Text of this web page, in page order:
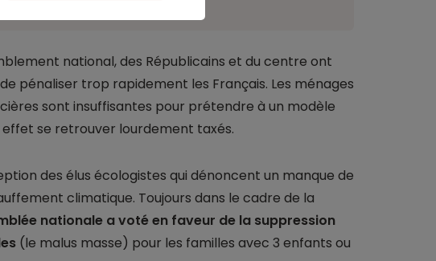
national, des Républicains et du centre ont
pénaliser trop rapidement les Français. Les ménages
sont insuffisantes pour prétendre à un modèle
se retrouver lourdement taxés.
des élus écologistes qui dénoncent un manque de
climatique. Toujours dans le cadre de la
nationale a voté en faveur de la suppression
(le malus masse) pour les familles avec 3 enfants ou